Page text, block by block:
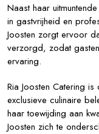
Naast haar
in gastvrijheid en
Joosten zorgt ervoor
verzorgd, zodat
ervaring.
Ria Joosten Catering
exclusieve culinaire
haar toewijding aan
Joosten zich te